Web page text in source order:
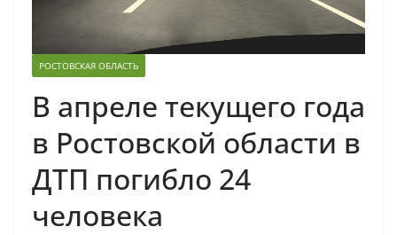
РОСТОВСКАЯ ОБЛАСТЬ
В апреле текущего года
в Ростовской области в
ДТП погибло 24
человека